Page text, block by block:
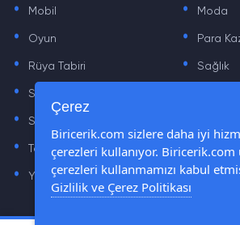
Mobil Moda
. Oyun . Para
. Rüya Tabiri . Sağlık
. Sinema .
. Sözler
. Teknoloji Haberleri . Yaşam
. Yazılım Haberleri .
Çerez
Biricerik.com sizlere daha iyi
çerezleri kullanıyor.
çerezleri kullanmamızı kabul etmiş
Gizlilik ve Çerez Politikası